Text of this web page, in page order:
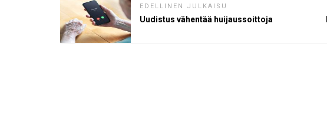
EDELLINEN JULKAISU
Uudistus vähentää huijaussoittoja